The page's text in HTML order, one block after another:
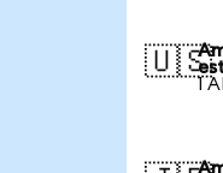
🇺🇸
1